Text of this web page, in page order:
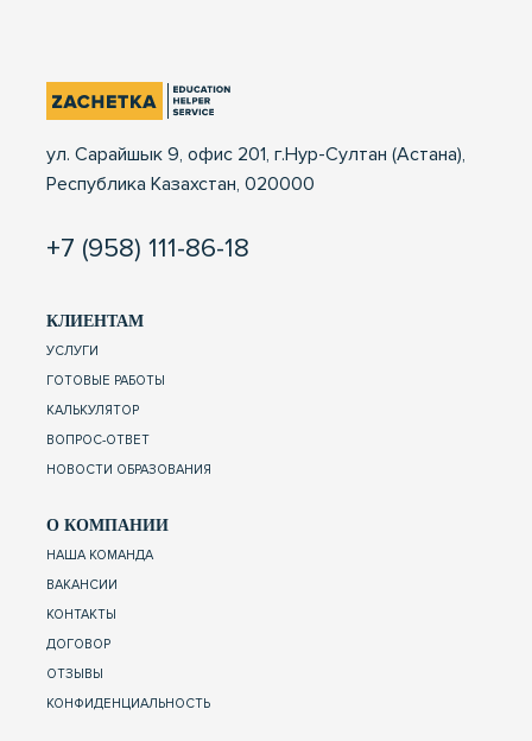
ул. Сарайшык 9, офис 201, г.Нур-Султан (Астана),
Республика Казахстан, 020000
+7 (958) 111-86-18
КЛИЕНТАМ
УСЛУГИ
ГОТОВЫЕ РАБОТЫ
КАЛЬКУЛЯТОР
ВОПРОС-ОТВЕТ
НОВОСТИ ОБРАЗОВАНИЯ
О КОМПАНИИ
НАША КОМАНДА
ВАКАНСИИ
КОНТАКТЫ
ДОГОВОР
ОТЗЫВЫ
КОНФИДЕНЦИАЛЬНОСТЬ